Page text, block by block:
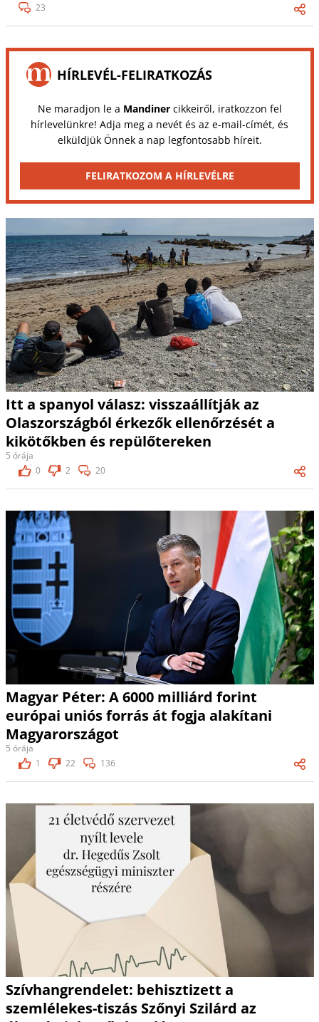
23
HÍRLEVÉL-FELIRATKOZÁS
Ne maradjon le a Mandinercikkeiről, iratkozzon fel
hírlevelünkre! Adja meg a nevét és az e-mail-címét, és
elküldjük Önnek a nap legfontosabb híreit.
FELIRATKOZOM A HÍRLEVÉLRE
Itt a spanyol válasz: visszaállítják az
Olaszországból érkezők ellenőrzését a
kikötőkben és repülőtereken
5 órája
0
2 20
Magyar Péter: A 6000 milliárd forint
európai uniós forrás át fogja alakítani
Magyarországot
5 órája
1
22 136
Szívhangrendelet: behisztizett a
szemlélekes-tiszás Szőnyi Szilárd az